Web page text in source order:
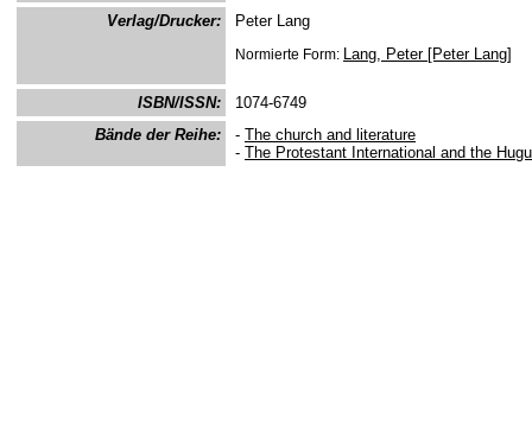
Verlag/Drucker:
Peter Lang
Normierte Form: Lang, Peter [Peter Lang]
ISBN/ISSN:
1074-6749
Bände der Reihe:
- The church and literature
- The Protestant International and the